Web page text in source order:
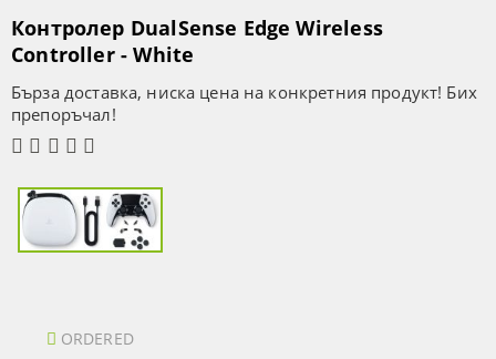
Контролер DualSense Edge Wireless
Controller - White
Бърза доставка, ниска цена на конкретния продукт! Бих
препоръчал!
ORDERED